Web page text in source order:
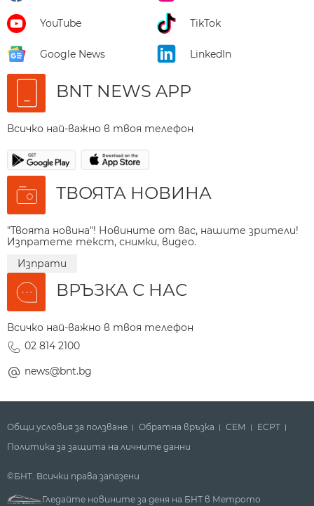
YouTube TikTok
Google News LinkedIn
BNT NEWS APP
Всичко най-важно в твоя телефон
ТВОЯТА НОВИНА
"Твоята новина"! Новините от вас, нашите зрители!
Изпратете текст, снимки, видео.
Изпрати
ВРЪЗКА С НАС
Всичко най-важно в твоя телефон
02 814 2100
news@bnt.bg
Общи условия за ползване Обратна връзка СЕМ
ECPT
Политика за защита на личните данни
©БНТ. Всички права запазени
Гледайте новините за деня на БНТ в Метрото